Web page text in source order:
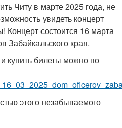
Читу в марте 2025 года, не
увидеть концерт
состоится 16 марта
Забайкальского края.
купить билеты можно по
этого незабываемого